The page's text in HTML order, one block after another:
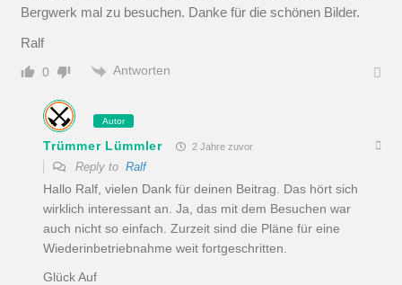
Bergwerk mal zu besuchen. Danke für die schönen Bilder.
Ralf
0 Antworten
Autor
Trümmer Lümmler 2 Jahre zuvor
Reply toRalf
Hallo Ralf, vielen Dank für deinen Beitrag. Das hört sich
wirklich interessant an. Ja, das mit dem Besuchen war
auch nicht so einfach. Zurzeit sind die Pläne für eine
Wiederinbetriebnahme weit fortgeschritten.
Glück Auf